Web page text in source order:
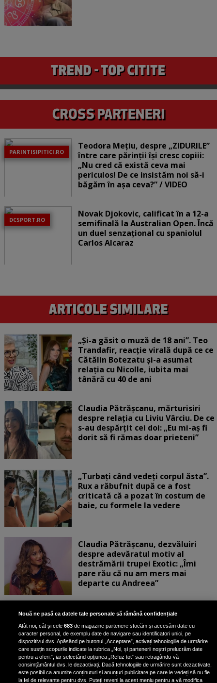
PARINTISIPITICI.RO
Teodora Mețiu, despre „ZIDURILE”
între care părinții își cresc copiii:
„Nu cred că există ceva mai
periculos! De ce insistăm noi să-i
băgăm în așa ceva?” / VIDEO
DCSPORT.RO
Novak Djokovic, calificat în a 12-a
semifinală la Australian Open. Încă
un duel senzațional cu spaniolul
Carlos Alcaraz
„Și-a găsit o muză de 18 ani”. Teo
Trandafir, reacție virală după ce ce
Cătălin Botezatu și-a asumat
relația cu Nicolle, iubita mai
tânără cu 40 de ani
Claudia Pătrășcanu, mărturisiri
despre relația cu Liviu Vârciu. De ce
s-au despărțit cei doi: „Eu mi-aș fi
dorit să fi rămas doar prieteni”
„Turbați când vedeți corpul ăsta”.
Rux a răbufnit după ce a fost
criticată că a pozat în costum de
baie, cu formele la vedere
Claudia Pătrășcanu, dezvăluiri
despre adevăratul motiv al
destrămării trupei Exotic: „Îmi
pare rău că nu am mers mai
departe cu Andreea”
Scene incredibile! Ilinca Vandici a
pus mâna pe aparatul de
fotografiat al unui paparazzo și i l-
a aruncat la gunoi: „S-a dus la
poliție. Nu mai aveam aer”
Oana Moșneagu, mărturisiri
Nouă ne pasă ca datele tale personale să rămână confidențiale
Atât noi, cât și cele683 de magazine partenere stocăm și accesăm date cu
caracter personal, de exemplu date de navigare sau identificatori unici, pe
dispozitivul dvs. Apăsând pe butonul „Acceptare”, activați tehnologiile de urmărire
care susțin scopurile indicate la rubrica „Noi, și partenerii noștri prelucrăm date
pentru a oferi:”, iar selectând opțiunea „Refuz tot” sau retragându-vă
consimțământul dvs. le dezactivați. Dacă tehnologiile de urmărire sunt dezactivate,
este posibil ca anumite conținuturi și anunțuri publicitare pe care le vedeți să nu fie
la fel de relevante pentru dvs. Puteți reveni la acest meniu pentru a vă modifica